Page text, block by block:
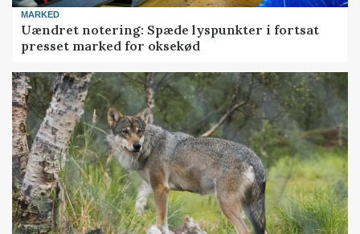
MARKED
Uændret notering: Spæde lyspunkter i fortsat
presset marked for oksekød